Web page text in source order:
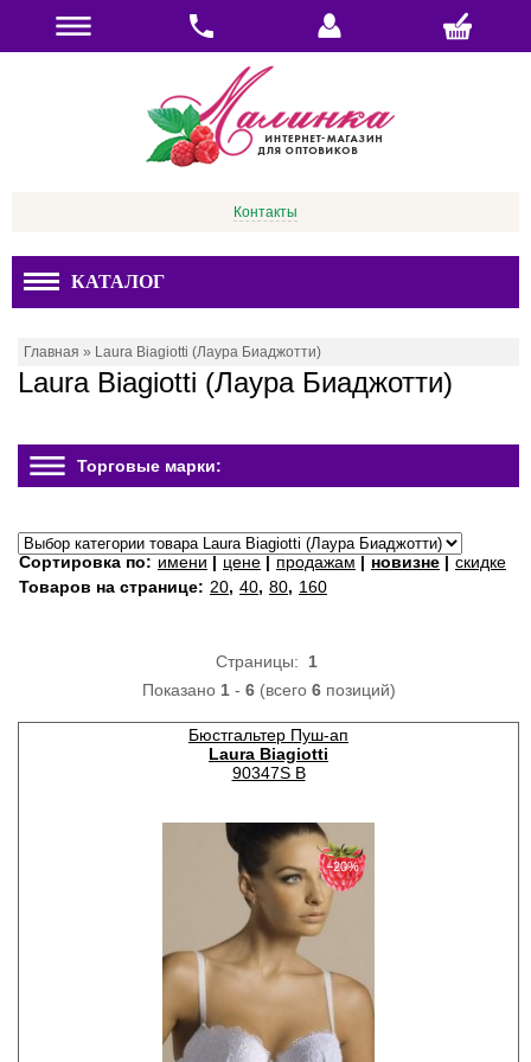
Контакты
КАТАЛОГ
Главная » Laura Biagiotti (Лаура Биаджотти)
Laura Biagiotti (Лаура Биаджотти)
Торговые марки:
Сортировка по: имени | цене | продажам | новизне | скидке
Товаров на странице: 20, 40, 80, 160
Страницы: 1
Показано 1- 6(всего 6позиций)
Бюстгальтер Пуш-ап
Laura Biagiotti
90347S B
−20%